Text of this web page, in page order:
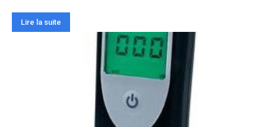
Lire la suite